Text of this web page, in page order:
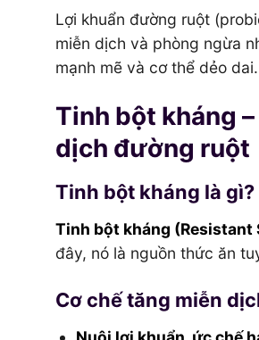
Lợi khuẩn đường ruột
miễn dịch và phòng ngừa
mạnh mẽ và cơ thể dẻo dai.
Tinh bột kháng
dịch đường ruột
Tinh bột kháng là gì?
Tinh bột kháng (Resistant
đây, nó là nguồn thức ăn
Cơ chế tăng miễn